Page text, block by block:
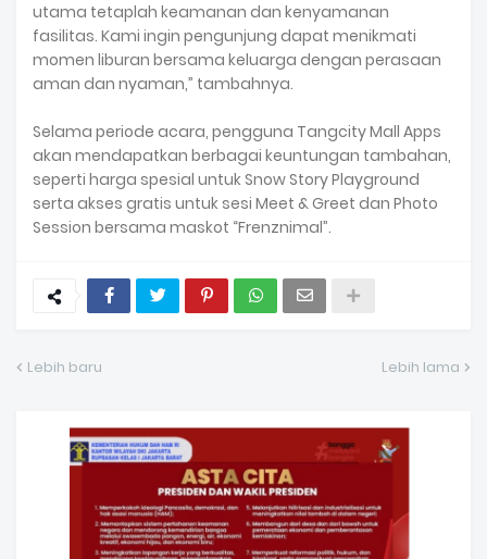
utama tetaplah keamanan dan kenyamanan
fasilitas. Kami ingin pengunjung dapat menikmati
momen liburan bersama keluarga dengan perasaan
aman dan nyaman,” tambahnya.
Selama periode acara, pengguna Tangcity Mall Apps
akan mendapatkan berbagai keuntungan tambahan,
seperti harga spesial untuk Snow Story Playground
serta akses gratis untuk sesi Meet & Greet dan Photo
Session bersama maskot “Frenznimal”.
Lebih baru Lebih lama